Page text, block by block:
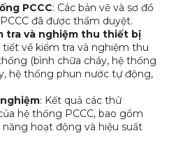
PCCC: Các bản vẽ và sơ đồ
đã được thẩm duyệt.
tra và nghiệm thu thiết bị
tiết về kiểm tra và nghiệm thu
(bình chữa cháy, hệ thống
hệ thống phun nước tự động,
: Kết quả các thử
hệ thống PCCC, bao gồm
hoạt động và hiệu suất